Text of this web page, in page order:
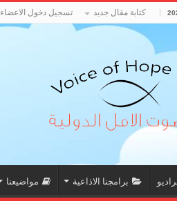
كتابة مقال جديد تسجيل دخول الاعضاء
برامجنا الاذاعية مواضيعنا